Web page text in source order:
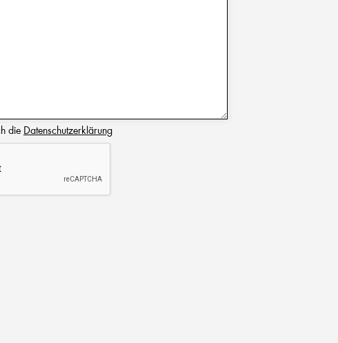
die Datenschutzerklärung